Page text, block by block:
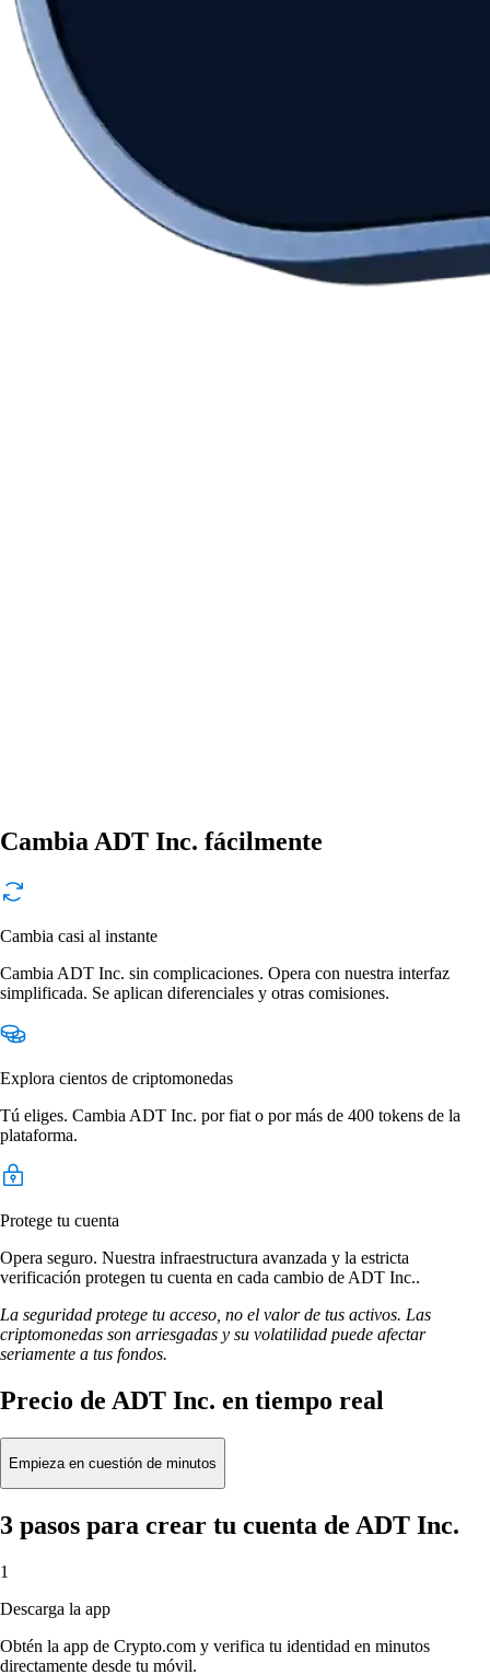
Cambia ADT Inc. fácilmente
Cambia casi al instante
Cambia ADT Inc. sin complicaciones. Opera con nuestra interfaz
simplificada. Se aplican diferenciales y otras comisiones.
Explora cientos de criptomonedas
Tú eliges. Cambia ADT Inc. por fiat o por más de 400 tokens de la
plataforma.
Protege tu cuenta
Opera seguro. Nuestra infraestructura avanzada y la estricta
verificación protegen tu cuenta en cada cambio de ADT Inc..
La seguridad protege tu acceso, no el valor de tus activos. Las
criptomonedas son arriesgadas y su volatilidad puede afectar
seriamente a tus fondos.
Precio de ADT Inc. en tiempo real
Empieza en cuestión de minutos
3 pasos para crear tu cuenta de ADT Inc.
1
Descarga la app
Obtén la app de Crypto.com y verifica tu identidad en minutos
directamente desde tu móvil.